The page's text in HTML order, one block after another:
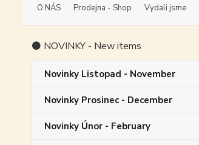
O NÁS Prodejna - Shop Vydali jsme
⚫ NOVINKY - New items
Novinky Listopad - November
Novinky Prosinec - December
Novinky Únor - February